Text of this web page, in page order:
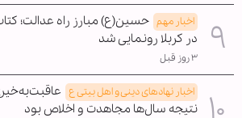
اخبار مهم حسین(ع) مبارز راه عدالت؛
در کربلا رونمایی شد
۳ روز قبل
اخبار نهادهای دینی و اهل بیتی ع
نتیجه سال‌ها مجاهدت و اخلاص بود